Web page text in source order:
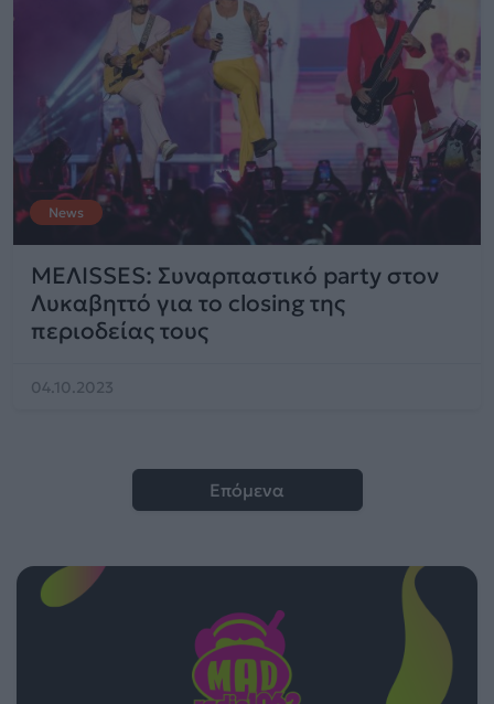
News
ΜΕΛΙSSES: Συναρπαστικό party στον
Λυκαβηττό για το closing της
περιοδείας τους
04.10.2023
Επόμενα